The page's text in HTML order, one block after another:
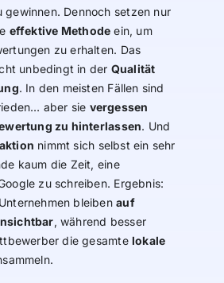
gewinnen. Dennoch setzen nur
effektive Methode ein, um
zu erhalten. Das
unbedingt in der Qualität
. In den meisten Fällen sind
aber sie vergessen
zu hinterlassen. Und
nimmt sich selbst ein sehr
kaum die Zeit, eine
zu schreiben. Ergebnis:
bleibenauf
, während besser
die gesamte lokale